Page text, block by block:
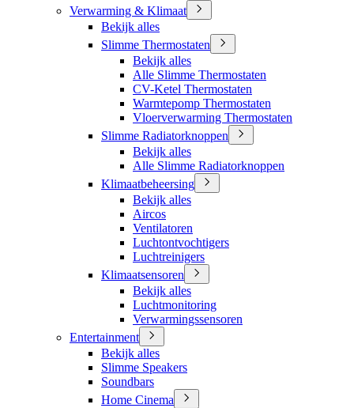
Verwarming & Klimaat
Bekijk alles
Slimme Thermostaten
Bekijk alles
Alle Slimme Thermostaten
CV-Ketel Thermostaten
Warmtepomp Thermostaten
Vloerverwarming Thermostaten
Slimme Radiatorknoppen
Bekijk alles
Alle Slimme Radiatorknoppen
Klimaatbeheersing
Bekijk alles
Aircos
Ventilatoren
Luchtontvochtigers
Luchtreinigers
Klimaatsensoren
Bekijk alles
Luchtmonitoring
Verwarmingssensoren
Entertainment
Bekijk alles
Slimme Speakers
Soundbars
Home Cinema